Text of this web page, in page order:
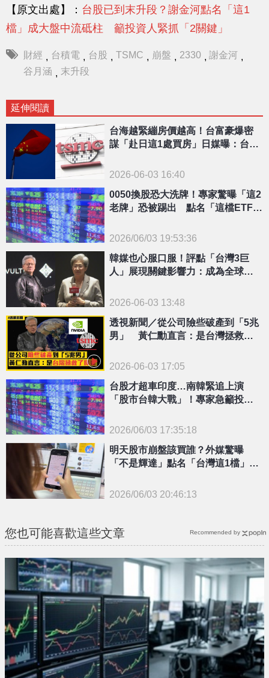
【原文出處】： 台股已到末升段？謝金河點名「這1
檔」成大盤中流砥柱 籲投資人緊抓「2關鍵」
財經 台積電 台股 TSMC 崩盤 2330 謝金河
谷月涵
末升段
延伸閱讀
台海越緊繃房價越高！台富豪爆密
謀「赴日這1處買房」日媒曝：台積
2026-06-03 16:40
{PLAYICON}
0050換股恐大洗牌！專家驚曝「這2
老牌」恐被踢出 點名「這檔ETF」
2026/06/03 19:53:36
韓媒也心服口服！評點「台灣3巨
人」展現關鍵影響力：成為全球科
2026-06-03 13:48
透視新聞／從公司險些破產到「5兆
男」 黃仁勳直言：是台灣拯救了
2026-06-03 17:05
{PLAYICON}
台股才超車印度…南韓緊追上演
「股市台韓大戰」！專家急籲投資
2026/06/03 17:35:18
明天股市崩盤該買誰？外媒驚曝
「不是輝達」點名「台灣這1檔」：
2026/06/03 20:46:13
您也可能喜歡這些文章 Recommended by